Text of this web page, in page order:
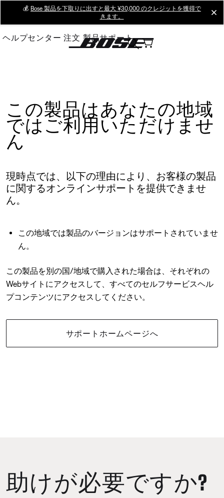
Main
💰 Bose 製品を下取りに出すと最大 ¥30,000 のクレジットを獲得で
きます。
ヘルプセンター 注文 製品サポート
この製品はあなたの地域
ではご利用いただけませ
ん
現時点では、以下の理由により、お客様の製品
に関するオンラインサポートを提供できませ
ん。
この地域では製品のバージョンはサポートされていませ
ん。
この製品を別の国/地域で購入された場合は、それぞれの
Webサイトにアクセスして、すべてのセルフサービスヘル
プコンテンツにアクセスしてください。
サポートホームページへ
助けが必要ですか?